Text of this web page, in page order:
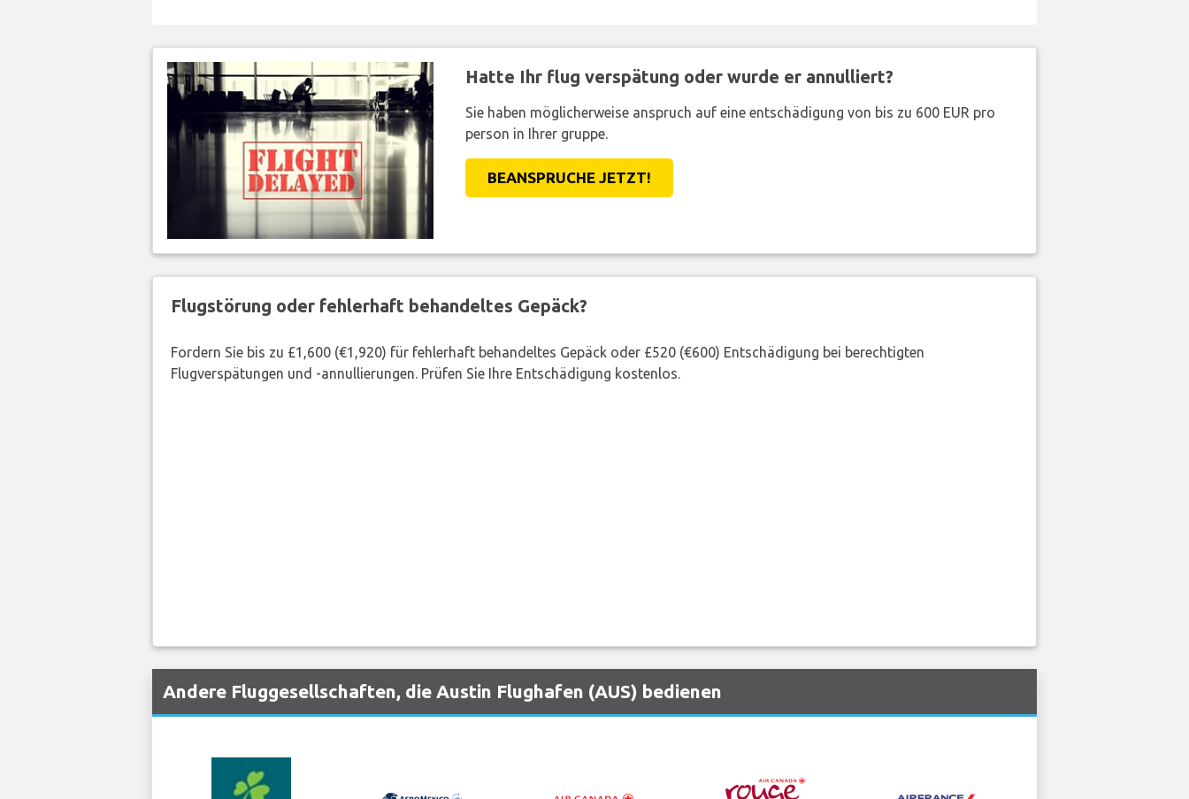
Hatte Ihr flug verspätung oder wurde er annulliert?
Sie haben möglicherweise anspruch auf eine entschädigung von bis zu 600 EUR pro
person in Ihrer gruppe.
BEANSPRUCHE JETZT!
Flugstörung oder fehlerhaft behandeltes Gepäck?
Fordern Sie bis zu £1,600 (€1,920) für fehlerhaft behandeltes Gepäck oder £520 (€600) Entschädigung bei berechtigten
Flugverspätungen und -annullierungen. Prüfen Sie Ihre Entschädigung kostenlos.
Andere Fluggesellschaften, die Austin Flughafen (AUS) bedienen